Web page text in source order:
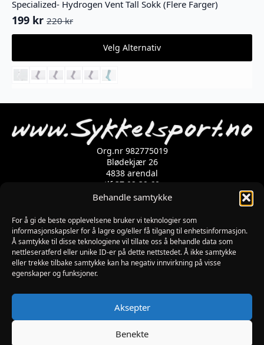
Behandle samtykke
For å gi de beste opplevelsene bruker vi teknologier som
informasjonskapsler for å lagre og/eller få tilgang til enhetsinformasjon.
Å samtykke til disse teknologiene vil tillate oss å behandle data som
nettleseratferd eller unike ID-er på dette nettstedet. Å ikke samtykke
eller trekke tilbake samtykke kan ha negativ innvirkning på visse
egenskaper og funksjoner.
Aksepter
Benekte
Specialized- Hydrogen Vent Tall Sokk (Flere Farger)
220kr
Opprinnelig
pris
220 kr.
199 kr
Nåværende
pris
199 kr.
Velg Alternativ
har
flere
varianter.
kan
på
produktsiden
Org.nr 982775019
Blødekjær 26
4838 arendal
tlf 37 02 39 60
Kontaktskjema
Åpningstider
MANDAG-FREDAG: 09:00-17:00
LØRDAG: 10:00-15:00
SØNDAG: STENGT
PÅSKEAFTEN OG PINSEAFTEN : 10:00-13:00
Informasjon
MIN SIDE
KJØPSBETINGELSER